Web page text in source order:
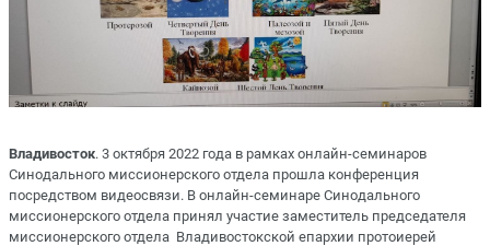
Владивосток. 3 октября 2022 года в рамках онлайн-семинаров
Синодального миссионерского отдела прошла конференция
посредством видеосвязи. В онлайн-семинаре Синодального
миссионерского отдела принял участие заместитель председателя
миссионерского отдела Владивостокской епархии протоиерей